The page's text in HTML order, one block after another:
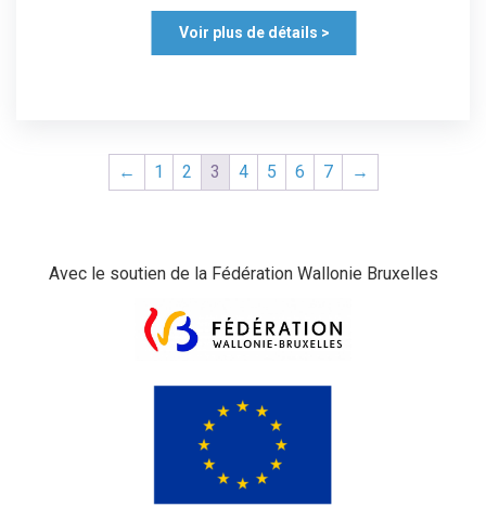
Voir plus de détails >
← 1 2 3 4 5 6 7 →
Avec le soutien de la Fédération Wallonie Bruxelles